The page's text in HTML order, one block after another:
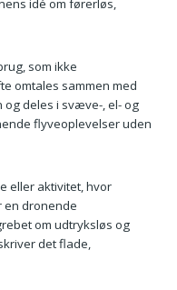
idé om førerløs,
som ikke
omtales sammen med
deles i svæve-, el- og
flyveoplevelser uden
eller aktivitet, hvor
en dronende
om udtryksløs og
det flade,